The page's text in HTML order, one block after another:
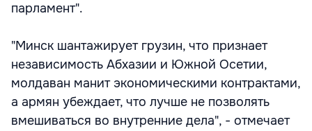
парламент".
"Минск шантажирует грузин, что признает
независимость Абхазии и Южной Осетии,
молдаван манит экономическими контрактами,
а армян убеждает, что лучше не позволять
вмешиваться во внутренние дела", - отмечает